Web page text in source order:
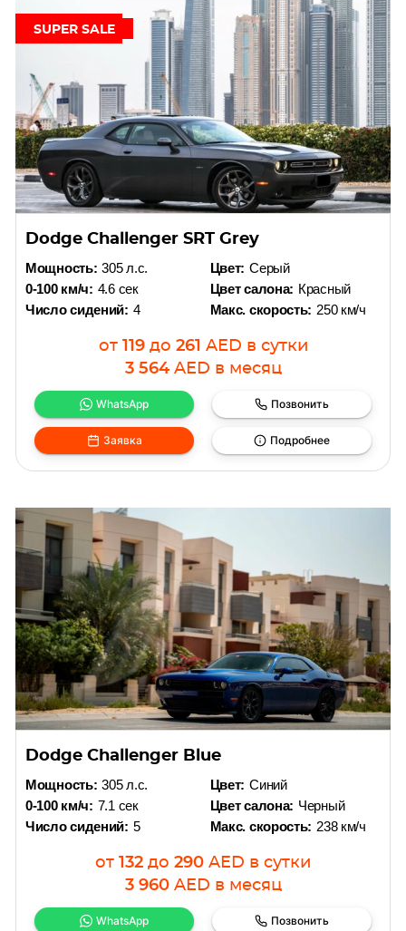
SUPER SALE
Dodge Challenger SRT Grey
Мощность: 305 л.с.
0-100 км/ч: 4.6 сек
Число сидений: 4
Цвет: Серый
Цвет салона: Красный
Макс. скорость: 250 км/ч
от 119 до 261 AED в сутки
3 564 AED в месяц
WhatsApp Позвонить
Заявка Подробнее
Dodge Challenger Blue
Мощность: 305 л.с.
0-100 км/ч: 7.1 сек
Число сидений: 5
Цвет: Синий
Цвет салона: Черный
Макс. скорость: 238 км/ч
от 132 до 290 AED в сутки
3 960 AED в месяц
WhatsApp Позвонить